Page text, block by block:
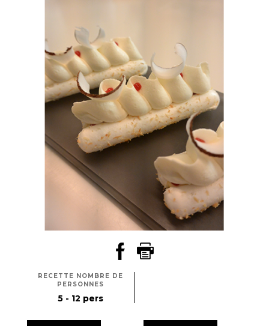
RECETTE NOMBRE DE
PERSONNES
5 - 12 pers